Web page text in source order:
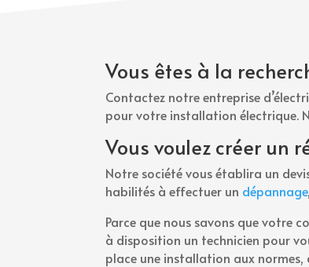
Vous êtes à la
Contactez notre entreprise
pour votre installation électrique.
Vous voulez créer un
Notre société vous établira un
habilités à effectuer un dépannage
Parce que nous savons que votre
à disposition un technicien pour
place une installation aux normes,